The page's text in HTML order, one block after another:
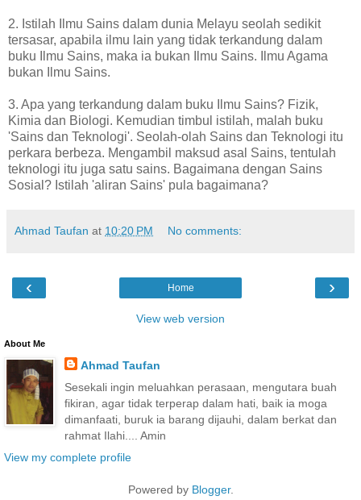
2. Istilah Ilmu Sains dalam dunia Melayu seolah sedikit
tersasar, apabila ilmu lain yang tidak terkandung dalam
buku Ilmu Sains, maka ia bukan Ilmu Sains. Ilmu Agama
bukan Ilmu Sains.
3. Apa yang terkandung dalam buku Ilmu Sains? Fizik,
Kimia dan Biologi. Kemudian timbul istilah, malah buku
'Sains dan Teknologi'. Seolah-olah Sains dan Teknologi itu
perkara berbeza. Mengambil maksud asal Sains, tentulah
teknologi itu juga satu sains. Bagaimana dengan Sains
Sosial? Istilah 'aliran Sains' pula bagaimana?
Ahmad Taufan at 10:20 PM No comments:
‹ ›
Home
View web version
About Me
Ahmad Taufan
Sesekali ingin meluahkan perasaan, mengutara buah
fikiran, agar tidak terperap dalam hati, baik ia moga
dimanfaati, buruk ia barang dijauhi, dalam berkat dan
rahmat Ilahi.... Amin
View my complete profile
Powered by Blogger.